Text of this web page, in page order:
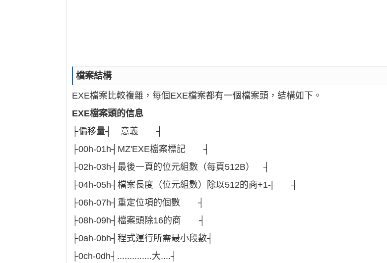
檔案結構
EXE檔案比較複雜，每個EXE檔案都有一個檔案頭，結構如下。
EXE檔案頭的信息
├偏移量┤ 意義 ┤
├00h-01h┤MZ'EXE檔案標記 ┤
├02h-03h┤最後一頁的位元組數（每頁512B） ┤
├04h-05h┤檔案長度（位元組數）除以512的商+1-| ┤
├06h-07h┤重定位項的個數 ┤
├08h-09h┤檔案頭除16的商 ┤
├0ah-0bh┤程式運行所需最小段數┤
├0ch-0dh┤..............大....┤